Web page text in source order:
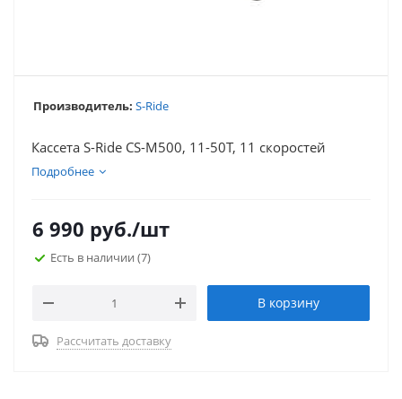
Производитель: S-Ride
Кассета S-Ride CS-M500, 11-50T, 11 скоростей
Подробнее
6 990 руб./шт
Есть в наличии (7)
В корзину
Рассчитать доставку